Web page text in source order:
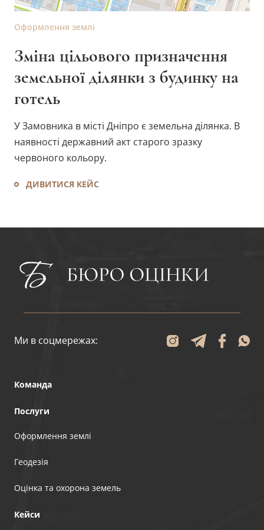
Оформлення землі
Зміна цільового призначення
земельної ділянки з будинку на
готель
У Замовника в місті Дніпро є земельна ділянка. В
наявності державний акт старого зразку
червоного кольору.
ДИВИТИСЯ КЕЙС
Ми в соцмережах:
Команда
Послуги
Оформлення землі
Геодезія
Оцінка та охорона земель
Кейси